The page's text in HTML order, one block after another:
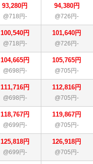
93,280円
@718円-
94,380円
@726円-
100,540円
@718円-
101,640円
@726円-
104,665円
@698円-
105,765円
@705円-
111,716円
@698円-
112,816円
@705円-
118,767円
@699円-
119,867円
@705円-
125,818円
@699円-
126,918円
@705円-